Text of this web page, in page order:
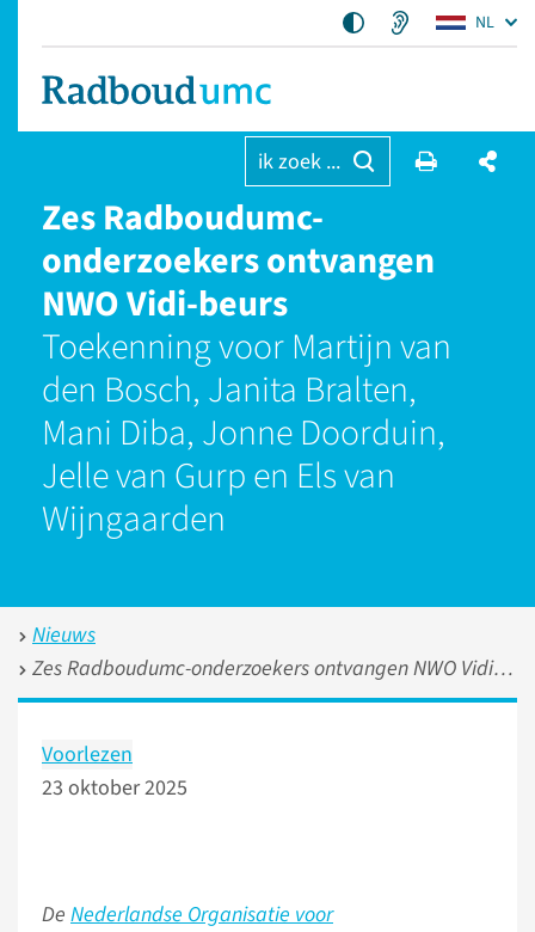
NL
ik zoek ...
Zes Radboudumc-
onderzoekers ontvangen
NWO Vidi-beurs
Toekenning voor Martijn van
den Bosch, Janita Bralten,
Mani Diba, Jonne Doorduin,
Jelle van Gurp en Els van
Wijngaarden
Nieuws
Zes Radboudumc-onderzoekers ontvangen NWO Vidi-beurs
Voorlezen
23 oktober 2025
De Nederlandse Organisatie voor